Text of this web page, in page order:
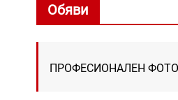
Обяви
ПРОФЕСИОНАЛЕН